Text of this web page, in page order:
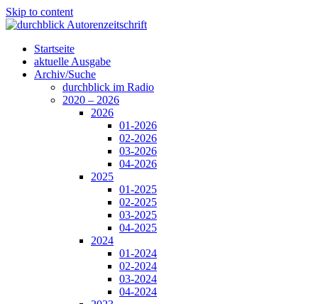
Skip to content
Startseite
aktuelle Ausgabe
Archiv/Suche
durchblick im Radio
2020 – 2026
2026
01-2026
02-2026
03-2026
04-2026
2025
01-2025
02-2025
03-2025
04-2025
2024
01-2024
02-2024
03-2024
04-2024